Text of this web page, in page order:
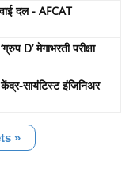
दल - AFCAT
D’ मेगाभरती परीक्षा
सायंटिस्ट इंजिनिअर
»